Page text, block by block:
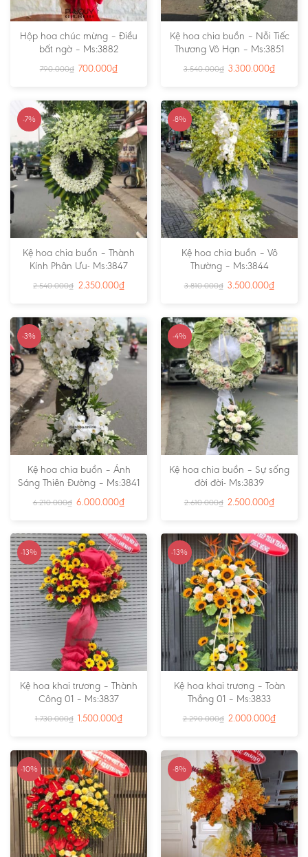
Hộp hoa chúc mừng – Điều
bất ngờ – Ms:3882
790.000₫ 700.000₫
Kệ hoa chia buồn – Nỗi Tiếc
Thương Vô Hạn – Ms:3851
3.540.000₫ 3.300.000₫
-7%
Kệ hoa chia buồn – Thành
Kính Phân Ưu- Ms:3847
2.540.000₫ 2.350.000₫
-8%
Kệ hoa chia buồn – Vô
Thường – Ms:3844
3.810.000₫ 3.500.000₫
-3%
Kệ hoa chia buồn – Ánh
Sáng Thiên Đường – Ms:3841
6.210.000₫ 6.000.000₫
-4%
Kệ hoa chia buồn – Sự sống
đời đời- Ms:3839
2.610.000₫ 2.500.000₫
-13%
Kệ hoa khai trương – Thành
Công 01 – Ms:3837
1.730.000₫ 1.500.000₫
-13%
Kệ hoa khai trương – Toàn
Thắng 01 – Ms:3833
2.290.000₫ 2.000.000₫
-10% -8%